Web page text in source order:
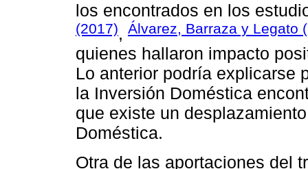
los encontrados en los
(2017), Álvarez, Barraza y Legato
quienes hallaron impacto
Lo anterior podría explicarse
la Inversión Doméstica
que existe un
Doméstica.
Otra de las aportaciones del